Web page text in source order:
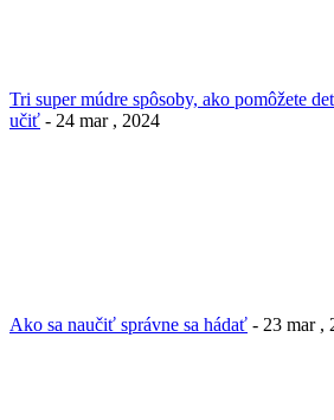
Tri super múdre spôsoby, ako pomôžete
učiť - 24 mar , 2024
Ako sa naučiť správne sa hádať - 23 mar ,